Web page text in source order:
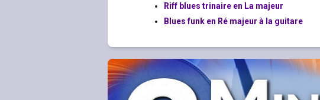
Riff blues trinaire en La majeur
Blues funk en Ré majeur à la guitare